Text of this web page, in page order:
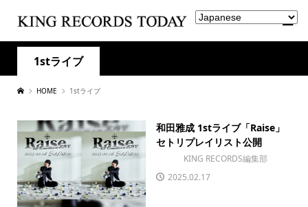
1stライブ
HOME 1stライブ
和田雅成 1stライブ「Raise」
セトリプレイリスト公開
KING RECORDS編集部
2025.02.17